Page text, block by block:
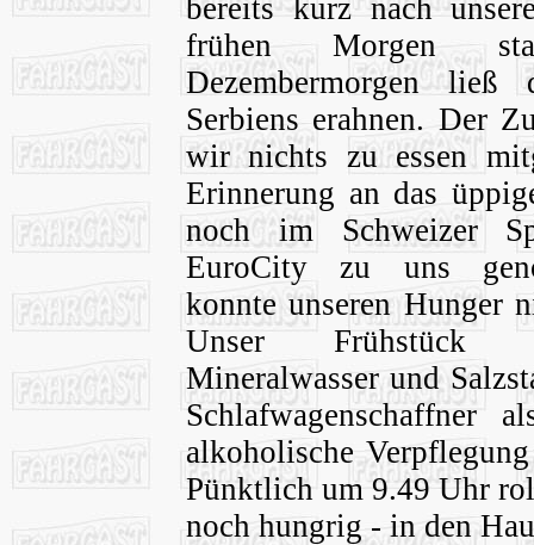
bereits kurz nach
frühen Morgen
Dezembermorgen
Serbiens erahnen. Der
wir nichts zu essen
Erinnerung an das
noch im Schweizer
EuroCity zu uns
konnte unseren Hunger
Unser Frühstück
Mineralwasser und
Schlafwagenschaffner
alkoholische
Pünktlich um 9.49 Uhr
noch hungrig - in den